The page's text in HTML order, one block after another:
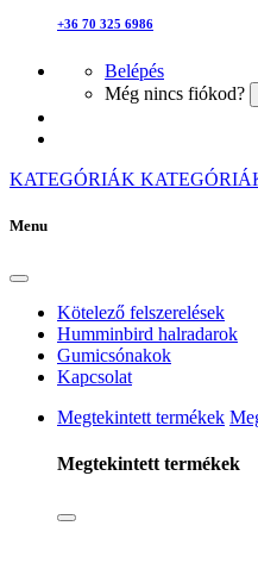
+36 70 325 6986
Belépés
Még nincs fiókod?
KATEGÓRIÁK
Menu
Kötelező felszerelések
Humminbird halradarok
Gumicsónakok
Kapcsolat
Megtekintett termékek
Megtekintett termékek